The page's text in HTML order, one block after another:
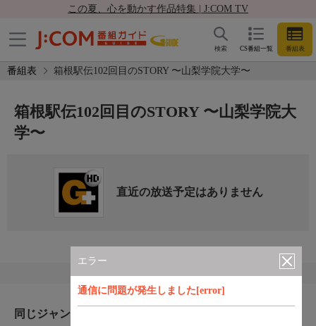
この夏、心を動かす作品特集 | J:COM TV
CS番組一覧 番組表
検索
番組表 箱根駅伝102回目のSTORY 〜山梨学院大学〜
エラー
通信に問題が発生しました[error]
箱根駅伝102回目のSTORY 〜山梨学院大
学〜
直近の放送予定はありません
同じジャンルのおすすめ番組